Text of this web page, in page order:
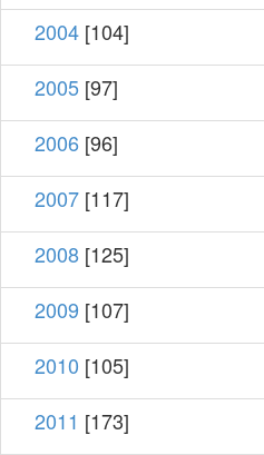
2004 [104]
2005 [97]
2006 [96]
2007 [117]
2008 [125]
2009 [107]
2010 [105]
2011 [173]